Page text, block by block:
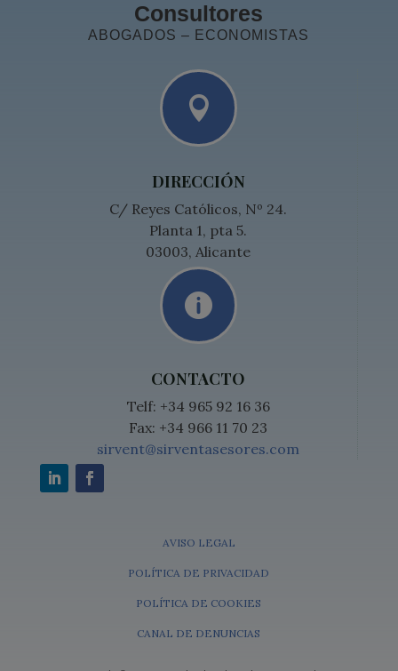
Consultores
ABOGADOS – ECONOMISTAS

DIRECCIÓN
C/ Reyes Católicos, Nº 24.
Planta 1, pta 5.
03003, Alicante

CONTACTO
Telf: +34 965 92 16 36
Fax: +34 966 11 70 23
sirvent@sirventasesores.com
AVISO LEGAL
POLÍTICA DE PRIVACIDAD
POLÍTICA DE COOKIES
CANAL DE DENUNCIAS